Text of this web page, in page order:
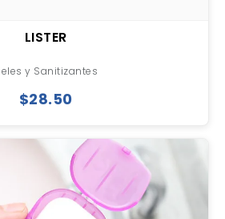
LISTER
y Sanitizantes
$28.50